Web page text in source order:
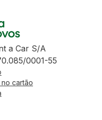
a Car S/A
0001-55
cartão